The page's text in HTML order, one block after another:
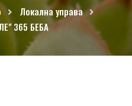
Локална управа
365 БЕ­БА